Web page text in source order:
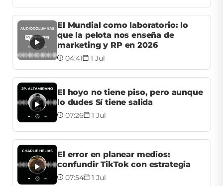
El Mundial como laboratorio: lo
que la pelota nos enseña de
marketing y RP en 2026
04:41 1 Jul
El hoyo no tiene piso, pero aunque
lo dudes Sí tiene salida
07:26 1 Jul
El error en planear medios:
confundir TikTok con estrategia
07:54 1 Jul